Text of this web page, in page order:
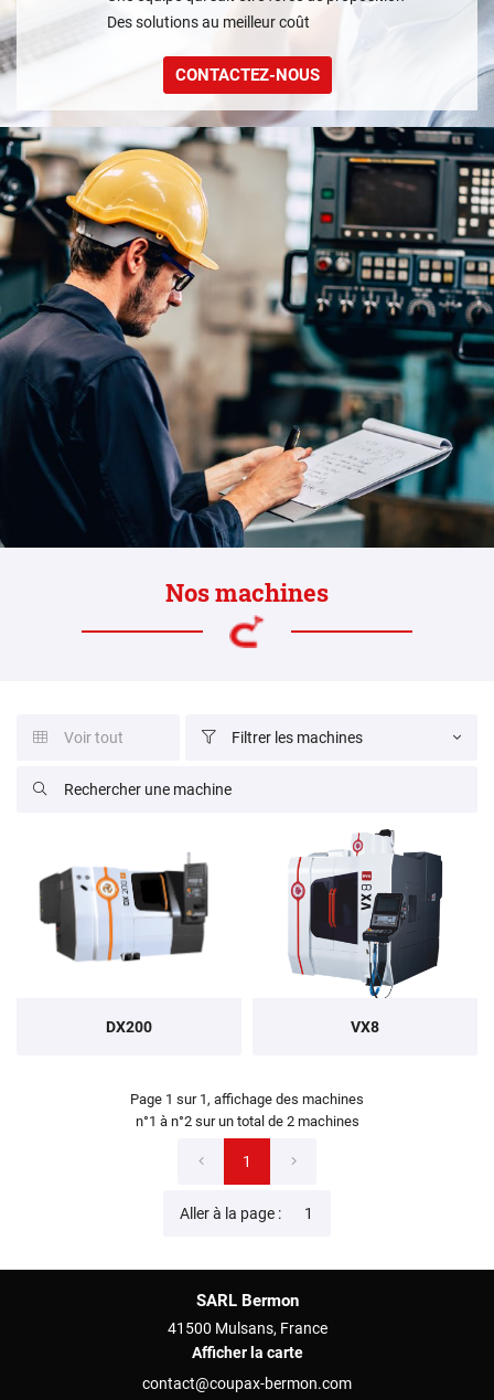
Des solutions au meilleur coût
CONTACTEZ-NOUS
Nos machines
 Voir tout  Filtrer les machines

DX200 VX8
Page 1 sur 1, affichage des machines
n°1 à n°2 sur un total de 2machines
1
Aller à la page :
SARL Bermon
41500 Mulsans, France
Afficher la carte